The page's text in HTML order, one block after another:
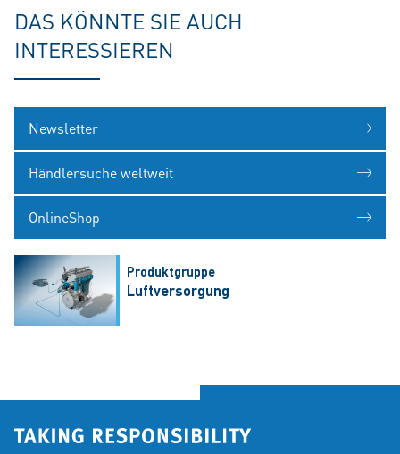
DAS KÖNNTE SIE AUCH
INTERESSIEREN
Newsletter
Händlersuche weltweit
OnlineShop
Produktgruppe
Luftversorgung